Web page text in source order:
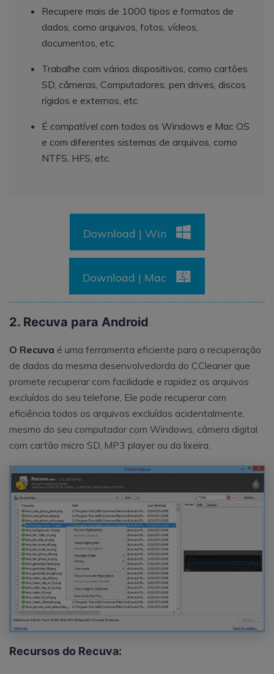
Recupere mais de 1000 tipos e formatos de
dados, como arquivos, fotos, vídeos,
documentos, etc.
Trabalhe com vários dispositivos, como cartões
SD, câmeras, Computadores, pen drives, discos
rígidos e externos, etc.
É compatível com todos os Windows e Mac OS
e com diferentes sistemas de arquivos, como
NTFS, HFS, etc.
Download | Win
Download | Mac
2. Recuva para Android
O Recuva é uma ferramenta eficiente para a recuperação
de dados da mesma desenvolvedorda do CCleaner que
promete recuperar com facilidade e rapidez os arquivos
excluídos do seu telefone, Ele pode recuperar com
eficiência todos os arquivos excluídos acidentalmente,
mesmo do seu computador com Windows, câmera digital
com cartão micro SD, MP3 player ou da lixeira.
Recursos do Recuva: